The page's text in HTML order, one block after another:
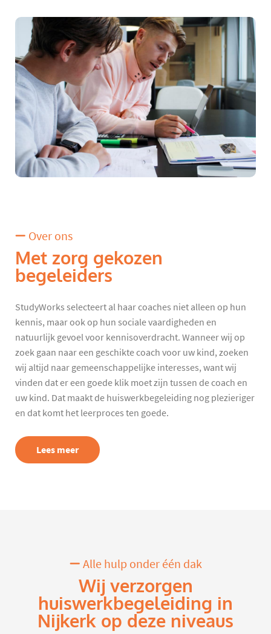
Over ons
Met zorg gekozen
begeleiders
StudyWorks selecteert al haar coaches niet alleen op hun
kennis, maar ook op hun sociale vaardigheden en
natuurlijk gevoel voor kennisoverdracht. Wanneer wij op
zoek gaan naar een geschikte coach voor uw kind, zoeken
wij altijd naar gemeenschappelijke interesses, want wij
vinden dat er een goede klik moet zijn tussen de coach en
uw kind. Dat maakt de huiswerkbegeleiding nog plezieriger
en dat komt het leerproces ten goede.
Lees meer
Alle hulp onder één dak
Wij verzorgen
huiswerkbegeleiding in
Nijkerk op deze niveaus